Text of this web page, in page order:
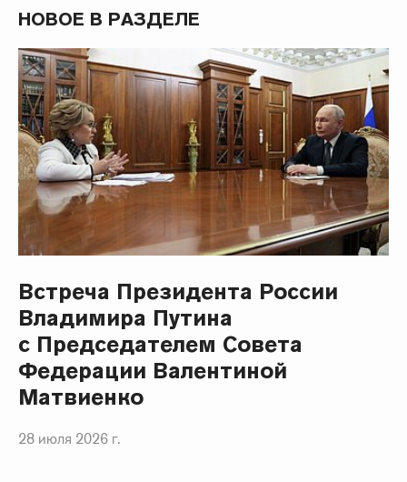
НОВОЕ В РАЗДЕЛЕ
Встреча Президента России
Владимира Путина
с Председателем Совета
Федерации Валентиной
Матвиенко
28 июля 2026 г.